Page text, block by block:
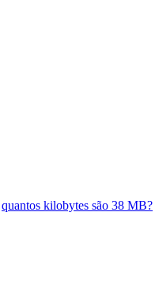
quantos kilobytes são 38 MB?